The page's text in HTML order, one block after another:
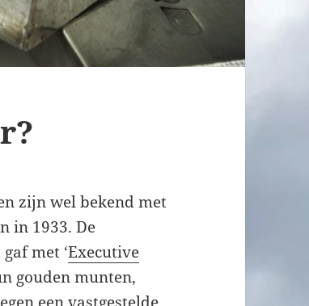
zijn wel bekend met
in 1933. De
met ‘Executive
gouden munten,
een vastgestelde